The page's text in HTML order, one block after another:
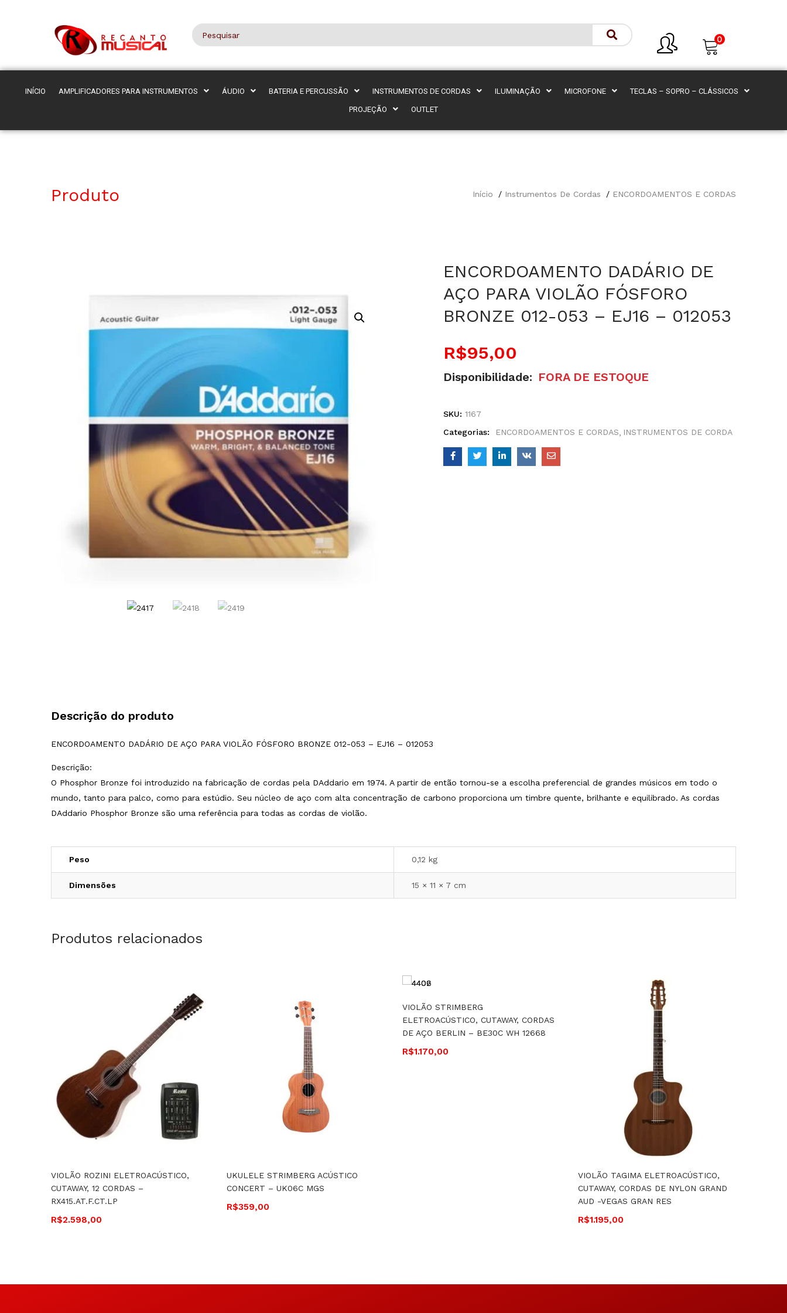
0
INÍCIO AMPLIFICADORES PARA INSTRUMENTOS ÁUDIO BATERIA E PERCUSSÃO INSTRUMENTOS DE CORDAS ILUMINAÇÃO MICROFONE TECLAS – SOPRO – CLÁSSICOS
PROJEÇÃO OUTLET
Início Instrumentos De Cordas ENCORDOAMENTOS E CORDAS
Produto
ENCORDOAMENTO DADÁRIO DE
AÇO PARA VIOLÃO FÓSFORO
BRONZE 012-053 – EJ16 – 012053
R$95,00
Disponibilidade: FORA DE ESTOQUE
SKU: 1167
Categorias:
ENCORDOAMENTOS E CORDAS INSTRUMENTOS DE CORDA
Descrição do produto
ENCORDOAMENTO DADÁRIO DE AÇO PARA VIOLÃO FÓSFORO BRONZE 012-053 – EJ16 – 012053
Descrição:
O Phosphor Bronze foi introduzido na fabricação de cordas pela DAddario em 1974. A partir de então tornou-se a escolha preferencial de grandes músicos em todo o
mundo, tanto para palco, como para estúdio. Seu núcleo de aço com alta concentração de carbono proporciona um timbre quente, brilhante e equilibrado. As cordas
DAddario Phosphor Bronze são uma referência para todas as cordas de violão.
Peso 0,12 kg
Dimensões 15 × 11 × 7 cm
Produtos relacionados
VIOLÃO ROZINI ELETROACÚSTICO,
CUTAWAY, 12 CORDAS –
RX415.AT.F.CT.LP
R$2.598,00
UKULELE STRIMBERG ACÚSTICO
CONCERT – UK06C MGS
R$359,00
VIOLÃO STRIMBERG
ELETROACÚSTICO, CUTAWAY, CORDAS
DE AÇO BERLIN – BE30C WH 12668
R$1.170,00
VIOLÃO TAGIMA ELETROACÚSTICO,
CUTAWAY, CORDAS DE NYLON GRAND
AUD -VEGAS GRAN RES
R$1.195,00